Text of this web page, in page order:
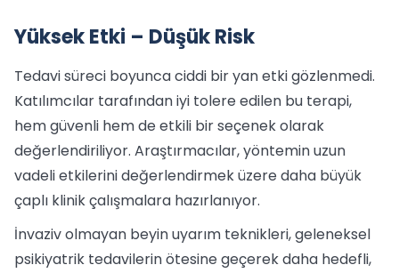
Yüksek Etki – Düşük Risk
Tedavi süreci boyunca ciddi bir yan etki gözlenmedi.
Katılımcılar tarafından iyi tolere edilen bu terapi,
hem güvenli hem de etkili bir seçenek olarak
değerlendiriliyor. Araştırmacılar, yöntemin uzun
vadeli etkilerini değerlendirmek üzere daha büyük
çaplı klinik çalışmalara hazırlanıyor.
İnvaziv olmayan beyin uyarım teknikleri, geleneksel
psikiyatrik tedavilerin ötesine geçerek daha hedefli,